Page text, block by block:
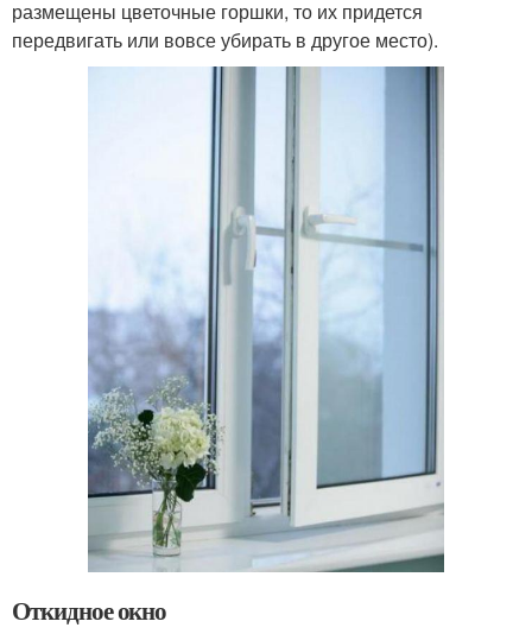
размещены цветочные горшки, то их придется
передвигать или вовсе убирать в другое место).
Откидное окно